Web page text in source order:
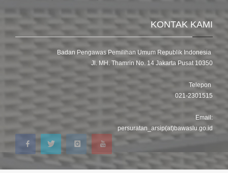
KONTAK KAMI
Badan Pengawas Pemilihan Umum Republik Indonesia
Jl. MH. Thamrin No. 14 Jakarta Pusat 10350
Telepon
021-2301515
Email:
persuratan_arsip(at)bawaslu.go.id